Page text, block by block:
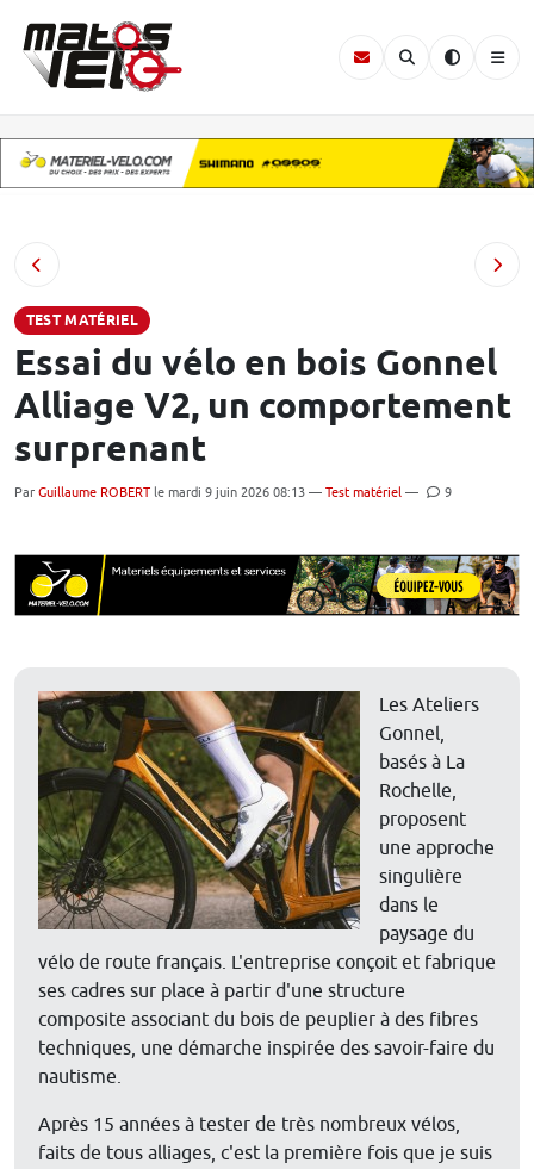
TEST MATÉRIEL
Essai du vélo en bois Gonnel
Alliage V2, un comportement
surprenant
Par Guillaume ROBERT le mardi 9 juin 2026 08:13 — Test matériel — 9
Les Ateliers
Gonnel,
basés à La
Rochelle,
proposent
une approche
singulière
dans le
paysage du
vélo de route français. L'entreprise conçoit et fabrique
ses cadres sur place à partir d'une structure
composite associant du bois de peuplier à des fibres
techniques, une démarche inspirée des savoir-faire du
nautisme.
Après 15 années à tester de très nombreux vélos,
faits de tous alliages, c'est la première fois que je suis